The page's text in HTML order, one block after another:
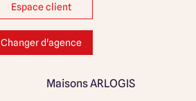
Espace client
Changer d'agence
Maisons ARLOGIS